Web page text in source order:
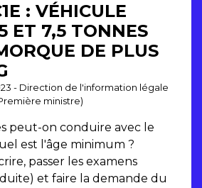
: VÉHICULE
ET 7,5 TONNES
DE PLUS
- Direction de l'information légale
ministre)
peut-on conduire avec le
est l'âge minimum ?
passer les examens
et faire la demande du